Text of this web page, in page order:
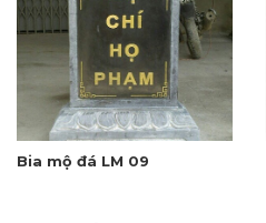
Bia mộ đá LM 09